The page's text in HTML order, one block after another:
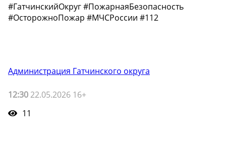
#ГатчинскийОкруг #ПожарнаяБезопасность
#ОсторожноПожар #МЧСРоссии #112
Администрация Гатчинского округа
12:30 22.05.2026 16+
11